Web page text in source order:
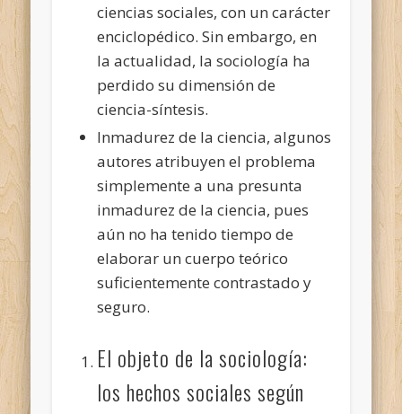
ciencias sociales, con un carácter
enciclopédico. Sin embargo, en
la actualidad, la sociología ha
perdido su dimensión de
ciencia-síntesis.
Inmadurez de la ciencia, algunos
autores atribuyen el problema
simplemente a una presunta
inmadurez de la ciencia, pues
aún no ha tenido tiempo de
elaborar un cuerpo teórico
suficientemente contrastado y
seguro.
El objeto de la sociología:
los hechos sociales según